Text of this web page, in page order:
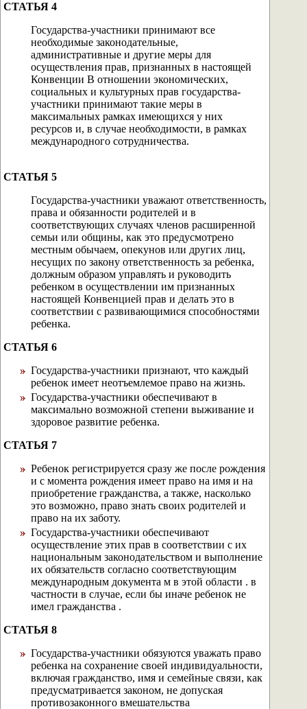
СТАТЬЯ 4
Государства-участники принимают все
необходимые законодательные,
административные и другие меры для
осуществления прав, признанных в настоящей
Конвенции В отношении экономических,
социальных и культурных прав государства-
участники принимают такие меры в
максимальных рамках имеющихся у них
ресурсов и, в случае необходимости, в рамках
международного сотрудничества.
СТАТЬЯ 5
Государства-участники уважают ответственность,
права и обязанности родителей и в
соответствующих случаях членов расширенной
семьи или общины, как это предусмотрено
местным обычаем, опекунов или других лиц,
несущих по закону ответственность за ребенка,
должным образом управлять и руководить
ребенком в осуществлении им признанных
настоящей Конвенцией прав и делать это в
соответствии с развивающимися способностями
ребенка.
СТАТЬЯ 6
Государства-участники признают, что каждый
ребенок имеет неотъемлемое право на жизнь.
Государства-участники обеспечивают в
максимально возможной степени выживание и
здоровое развитие ребенка.
СТАТЬЯ 7
Ребенок регистрируется сразу же после рождения
и с момента рождения имеет право на имя и на
приобретение гражданства, а также, насколько
это возможно, право знать своих родителей и
право на их заботу.
Государства-участники обеспечивают
осуществление этих прав в соответствии с их
национальным законодательством и выполнение
их обязательств согласно соответствующим
международным документа м в этой области . в
частности в случае, если бы иначе ребенок не
имел гражданства .
СТАТЬЯ 8
Государства-участники обязуются уважать право
ребенка на сохранение своей индивидуальности,
включая гражданство, имя и семейные связи, как
предусматривается законом, не допуская
противозаконного вмешательства